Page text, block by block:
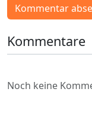
Kommentar
Kommentare
Noch keine